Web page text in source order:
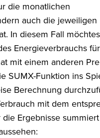
die monatlichen
auch die jeweiligen
In diesem Fall
Energieverbrauchs
mit einem anderen
SUMX-Funktion ins
Berechnung
mit dem
Ergebnisse